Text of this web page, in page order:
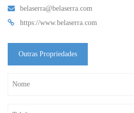
belaserra@belaserra.com
https://www.belaserra.com
Outras Propriedades